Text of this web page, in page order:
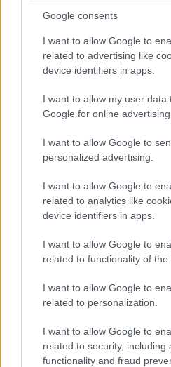
Google consents
I want to allow Google to
related to advertising like
device identifiers in apps.
I want to allow my user data
Google for online
I want to allow Google to
personalized advertising.
I want to allow Google to
related to analytics like
device identifiers in apps.
I want to allow Google to
related to functionality of the
I want to allow Google to
related to personalization.
I want to allow Google to
related to security, including
functionality and fraud
tuyo?
Parece ciencia ficción
Prepárate para alucinar con